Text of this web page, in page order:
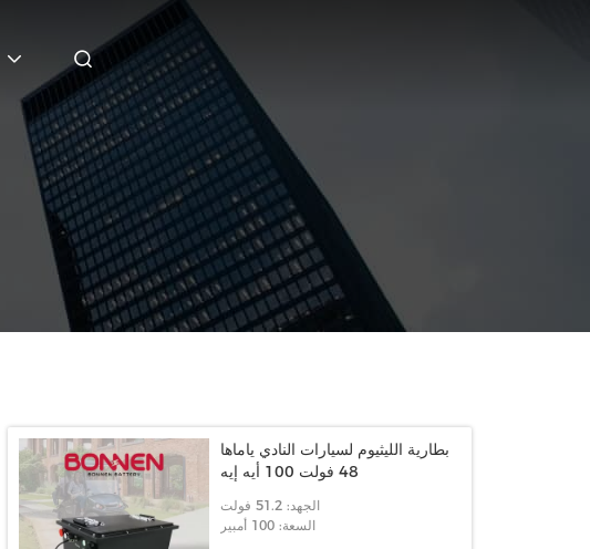
بطارية الليثيوم لسيارات النادي ياماها
48 فولت 100 أيه إيه
الجهد: 51.2 فولت
السعة: 100 أمبير